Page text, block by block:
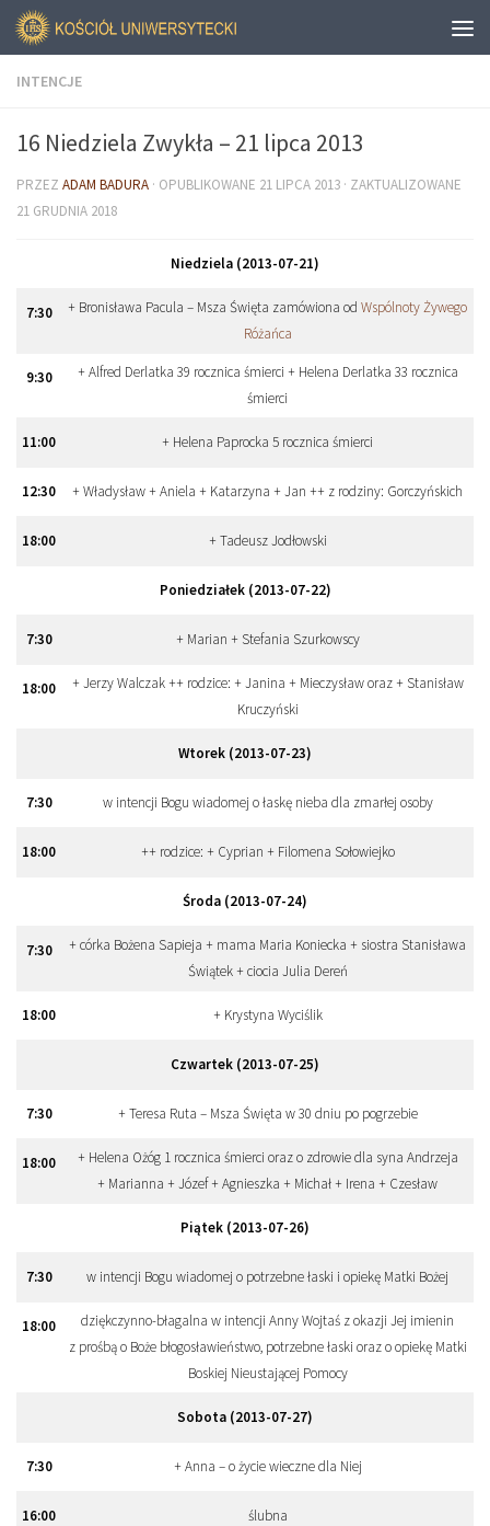
INTENCJE
16 Niedziela Zwykła – 21 lipca 2013
PRZEZ ADAM BADURA · OPUBLIKOWANE 21 LIPCA 2013 · ZAKTUALIZOWANE
21 GRUDNIA 2018
Niedziela (2013-07-21)
7:30 + Bronisława Pacula – Msza Święta zamówiona od Wspólnoty Żywego
Różańca
9:30
+ Alfred Derlatka 39 rocznica śmierci + Helena Derlatka 33 rocznica
śmierci
11:00 + Helena Paprocka 5 rocznica śmierci
12:30 + Władysław + Aniela + Katarzyna + Jan ++ z rodziny: Gorczyńskich
18:00 + Tadeusz Jodłowski
Poniedziałek (2013-07-22)
7:30 + Marian + Stefania Szurkowscy
18:00
+ Jerzy Walczak ++ rodzice: + Janina + Mieczysław oraz + Stanisław
Kruczyński
Wtorek (2013-07-23)
7:30 w intencji Bogu wiadomej o łaskę nieba dla zmarłej osoby
18:00 ++ rodzice: + Cyprian + Filomena Sołowiejko
Środa (2013-07-24)
7:30
+ córka Bożena Sapieja + mama Maria Koniecka + siostra Stanisława
Świątek + ciocia Julia Dereń
18:00 + Krystyna Wyciślik
Czwartek (2013-07-25)
7:30 + Teresa Ruta – Msza Święta w 30 dniu po pogrzebie
18:00
+ Helena Ożóg 1 rocznica śmierci oraz o zdrowie dla syna Andrzeja
+ Marianna + Józef + Agnieszka + Michał + Irena + Czesław
Piątek (2013-07-26)
7:30 w intencji Bogu wiadomej o potrzebne łaski i opiekę Matki Bożej
18:00
dziękczynno-błagalna w intencji Anny Wojtaś z okazji Jej imienin
z prośbą o Boże błogosławieństwo, potrzebne łaski oraz o opiekę Matki
Boskiej Nieustającej Pomocy
Sobota (2013-07-27)
7:30 + Anna – o życie wieczne dla Niej
16:00 ślubna